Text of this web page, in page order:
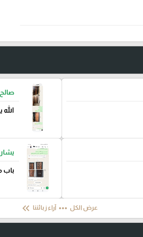
باب
عرض الكل more_horiz آراء زبائننا keyboard_double_arrow_left